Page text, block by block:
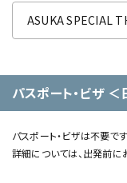
ASUKA SPECIAL
パスポート・ビザ
パスポート・ビザは不要で
詳細については、出発前に